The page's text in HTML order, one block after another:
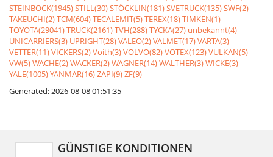
STEINBOCK(1945)STILL(30)STÖCKLIN(181)SVETRUCK(135)SWF(2)
TAKEUCHI(2)TCM(604)TECALEMIT(5)TEREX(18)TIMKEN(1)
TOYOTA(29041)TRUCK(2161)TVH(288)TYCKA(27) unbekannt(4)
UNICARRIERS(3) UPRIGHT(28)VALEO(2)VALMET(17)VARTA(3)
VETTER(11)VICKERS(2)Voith(3)VOLVO(82)VOTEX(123)VULKAN(5)
VW(5)WACHE(2)WACKER(2)WAGNER(14)WALTHER(3)WICKE(3)
YALE(1005)YANMAR(16)ZAPI(9)ZF(9)
Generated: 2026-08-08 01:51:35
GÜNSTIGE KONDITIONEN